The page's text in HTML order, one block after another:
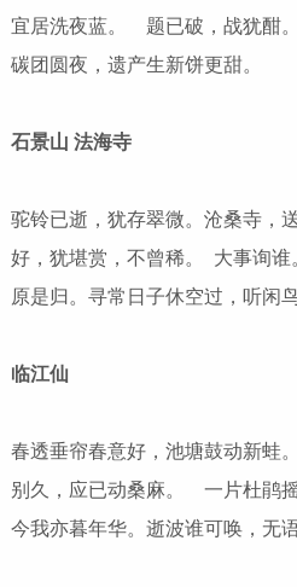
宜居洗夜蓝。 题已破，战犹酣
碳团圆夜，遗产生新饼更甜。
石景山 法海寺
驼铃已逝，犹存翠微。沧桑寺，
好，犹堪赏，不曾稀。 大事询
原是归。寻常日子休空过，听闲
临江仙
春透垂帘春意好，池塘鼓动新蛙
别久，应已动桑麻。 一片杜鹃
今我亦暮年华。逝波谁可唤，无